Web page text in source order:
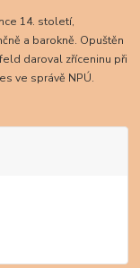
14. století,
a barokně. Opuštěn
daroval zříceninu při
ve správě NPÚ.